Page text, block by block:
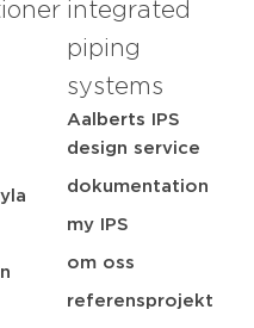
integrated
piping
systems
Aalberts IPS
design service
dokumentation
my IPS
om oss
referensprojekt